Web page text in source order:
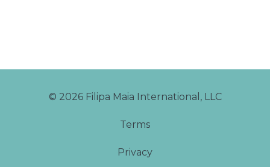
© 2026 Filipa Maia International, LLC
Terms
Privacy